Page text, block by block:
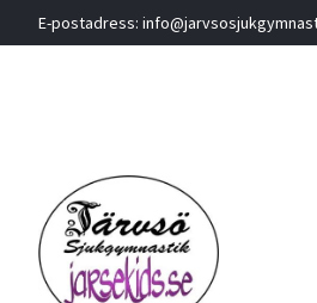
E-postadress: